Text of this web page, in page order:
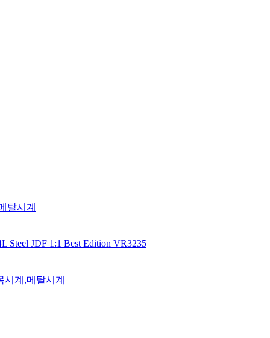
탈시계
Steel JDF 1:1 Best Edition VR3235
계,메탈시계